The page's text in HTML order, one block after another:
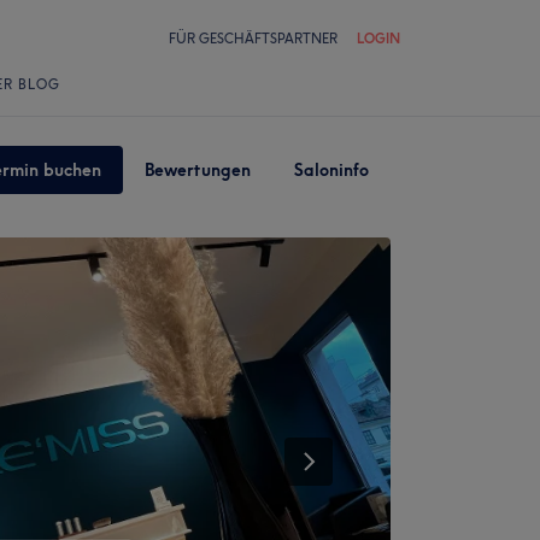
FÜR GESCHÄFTSPARTNER LOGIN
BLOG
buchen Bewertungen Saloninfo